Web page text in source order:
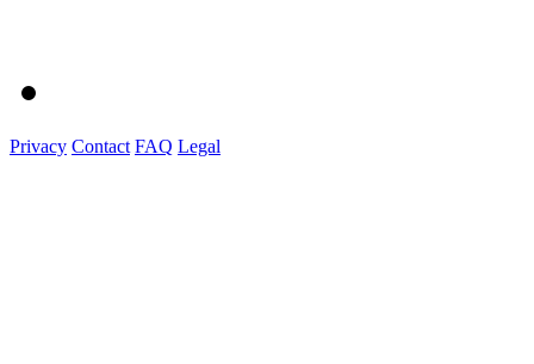
Privacy Contact FAQ Legal